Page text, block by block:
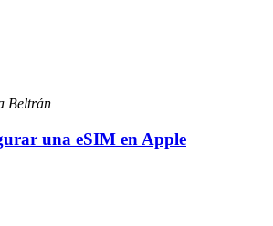
Beltrán
una eSIM en Apple